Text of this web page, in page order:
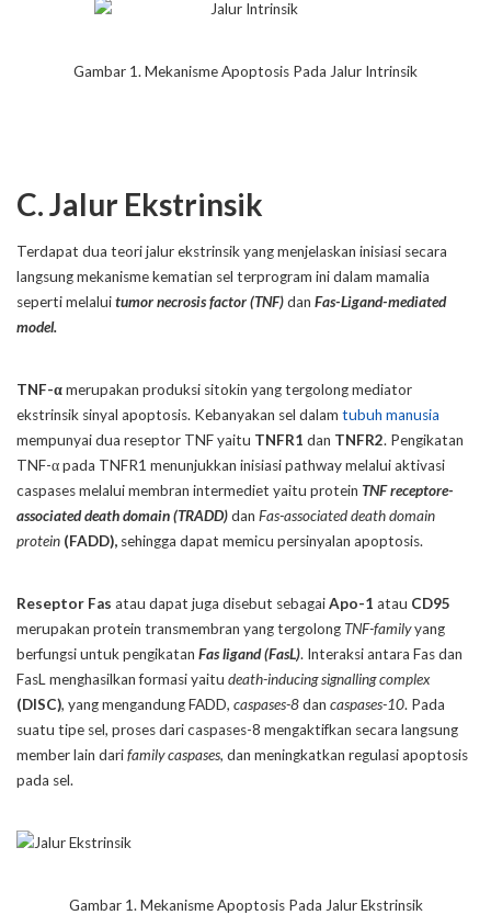
Gambar 1. Mekanisme Apoptosis Pada Jalur Intrinsik
C. Jalur Ekstrinsik
Terdapat dua teori jalur ekstrinsik yang menjelaskan inisiasi secara
langsung mekanisme kematian sel terprogram ini dalam mamalia
seperti melaluitumor necrosis factor (TNF)dan Fas-Ligand-mediated
model.
TNF-αmerupakan produksi sitokin yang tergolong mediator
ekstrinsik sinyal apoptosis. Kebanyakan sel dalam tubuh manusia
mempunyai dua reseptor TNF yaitu TNFR1 dan TNFR2. Pengikatan
TNF-α pada TNFR1 menunjukkan inisiasi pathway melalui aktivasi
caspases melalui membran intermediet yaitu protein TNF receptore-
associated death domain (TRADD)dan Fas-associated death domain
protein (FADD), sehingga dapat memicu persinyalan apoptosis.
Reseptor Fas atau dapat juga disebut sebagaiApo-1 atau CD95
merupakan protein transmembran yang tergolong TNF-familyyang
berfungsi untuk pengikatan Fas ligand (FasL). Interaksi antara Fas dan
FasL menghasilkan formasi yaitu death-inducing signalling complex
(DISC), yang mengandung FADD, caspases-8dan caspases-10. Pada
suatu tipe sel, proses dari caspases-8 mengaktifkan secara langsung
member lain darifamily caspases, dan meningkatkan regulasi apoptosis
pada sel.
Gambar 1. Mekanisme Apoptosis Pada Jalur Ekstrinsik